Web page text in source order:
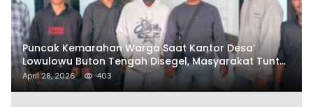
Puncak Kemarahan Warga Saat Kantor Desa’
Lowulowu Buton Tengah Disegel, Masyarakat Tuntut
Penetapan Tersangka
April 28, 2026 403